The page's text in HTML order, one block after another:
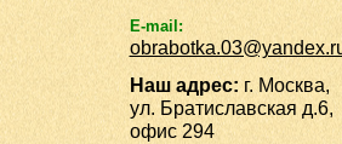
E-mail:
Наш адрес: г. Москва,
ул. Братиславская д.6,
офис 294